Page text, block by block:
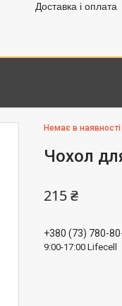
Доставка і оплата
Немає в наявності
Чохол
215 ₴
+380 (73) 780-
9:00-17:00 Lifecell